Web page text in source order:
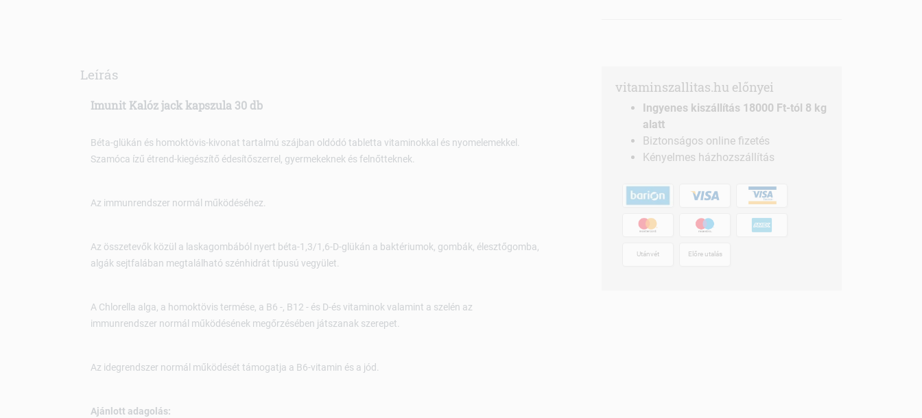
Leírás
Imunit Kalóz jack kapszula 30 db
Béta-glükán és homoktövis-kivonat tartalmú szájban oldódó tabletta vitaminokkal és nyomelemekkel.
Szamóca ízű étrend-kiegészítő édesítőszerrel, gyermekeknek és felnőtteknek.
Az immunrendszer normál működéséhez.
Az összetevők közül a laskagombából nyert béta-1,3/1,6-D-glükán a baktériumok, gombák, élesztőgomba,
algák sejtfalában megtalálható szénhidrát típusú vegyület.
A Chlorella alga, a homoktövis termése, a B6 -, B12 - és D-és vitaminok valamint a szelén az
immunrendszer normál működésének megőrzésében játszanak szerepet.
Az idegrendszer normál működését támogatja a B6-vitamin és a jód.
Ajánlott adagolás:
vitaminszallitas.hu előnyei
Ingyenes kiszállítás 18000 Ft-tól 8 kg
alatt
Biztonságos online fizetés
Kényelmes házhozszállítás
Utánvét Előre utalás